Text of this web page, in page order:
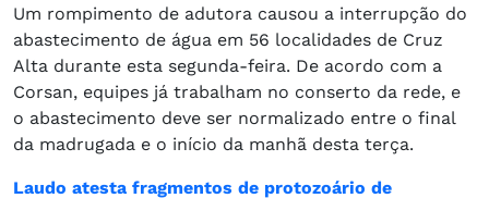
Um rompimento de adutora causou a interrupção do
abastecimento de água em 56 localidades de Cruz
Alta durante esta segunda-feira. De acordo com a
Corsan, equipes já trabalham no conserto da rede, e
o abastecimento deve ser normalizado entre o final
da madrugada e o início da manhã desta terça.
Laudo atesta fragmentos de protozoário de